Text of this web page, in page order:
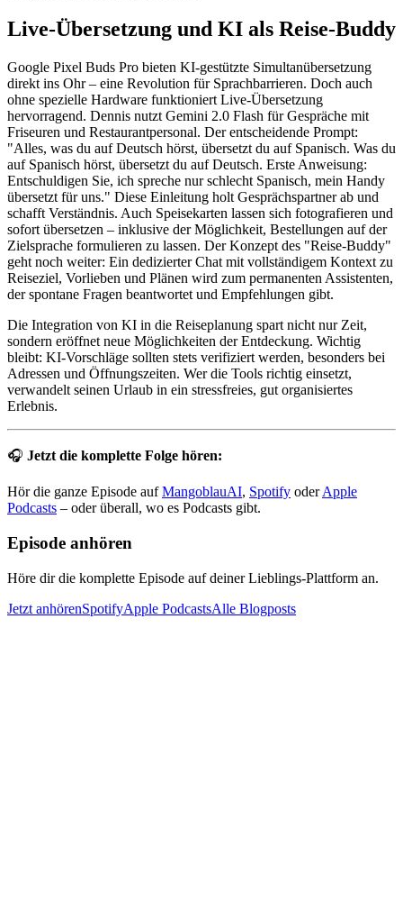
Live-Übersetzung und KI als Reise-Buddy
Google Pixel Buds Pro bieten KI-gestützte Simultanübersetzung
direkt ins Ohr – eine Revolution für Sprachbarrieren. Doch auch
ohne spezielle Hardware funktioniert Live-Übersetzung
hervorragend. Dennis nutzt Gemini 2.0 Flash für Gespräche mit
Friseuren und Restaurantpersonal. Der entscheidende Prompt:
"Alles, was du auf Deutsch hörst, übersetzt du auf Spanisch. Was du
auf Spanisch hörst, übersetzt du auf Deutsch. Erste Anweisung:
Entschuldigen Sie, ich spreche nur schlecht Spanisch, mein Handy
übersetzt für uns." Diese Einleitung holt Gesprächspartner ab und
schafft Verständnis. Auch Speisekarten lassen sich fotografieren und
sofort übersetzen – inklusive der Möglichkeit, Bestellungen auf der
Zielsprache formulieren zu lassen. Der Konzept des "Reise-Buddy"
geht noch weiter: Ein dedizierter Chat mit vollständigem Kontext zu
Reiseziel, Vorlieben und Plänen wird zum permanenten Assistenten,
der spontane Fragen beantwortet und Empfehlungen gibt.
Die Integration von KI in die Reiseplanung spart nicht nur Zeit,
sondern eröffnet neue Möglichkeiten der Entdeckung. Wichtig
bleibt: KI-Vorschläge sollten stets verifiziert werden, besonders bei
Adressen und Öffnungszeiten. Wer die Tools richtig einsetzt,
verwandelt seinen Urlaub in ein stressfreies, gut organisiertes
Erlebnis.
🎧 Jetzt die komplette Folge hören:
Hör die ganze Episode aufMangoblauAI, Spotify oderApple
Podcasts – oder überall, wo es Podcasts gibt.
Episode anhören
Höre dir die komplette Episode auf deiner Lieblings-Plattform an.
Jetzt anhörenSpotifyApple PodcastsAlle Blogposts